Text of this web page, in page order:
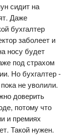
сидит на
Даже
бухгалтер
заболеет и
носу будет
под страхом
Но бухгалтер -
не уволили.
доверить
потому что
и премиях
Такой нужен.